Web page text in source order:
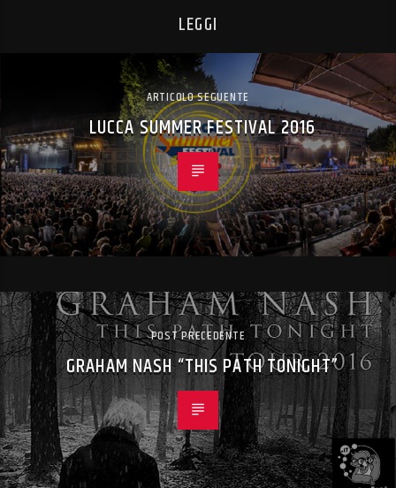
LEGGI
ARTICOLO SEGUENTE
LUCCA SUMMER FESTIVAL 2016
POST PRECEDENTE
GRAHAM NASH “THIS PATH TONIGHT”